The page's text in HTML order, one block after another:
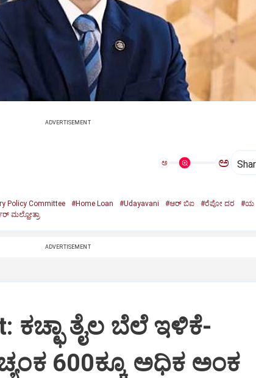
ADVERTISEMENT
ಅ ಅ
Policy Committee #Home Loan #Udayavani #ಆರ್‌ ಬಿಐ #ರೆಪೋ ದರ
#ಯ
ಮಲ್ಹೋತ್ರಾ
ADVERTISEMENT
ಕಚ್ಛಾ ತೈಲ ಬೆಲೆ ಇಳಿಕೆ-
600ಕ್ಕೂ ಅಧಿಕ ಅಂಕ